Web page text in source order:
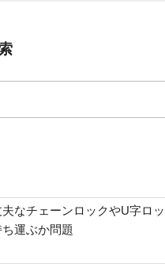
夫なチェーンロックやU字ロ
ち運ぶか問題